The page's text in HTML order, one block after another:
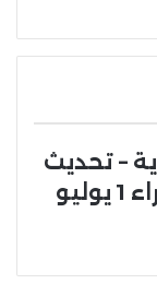
– تحديث
لحظي لأسعار الذهب بيع وشراء 1 يوليو